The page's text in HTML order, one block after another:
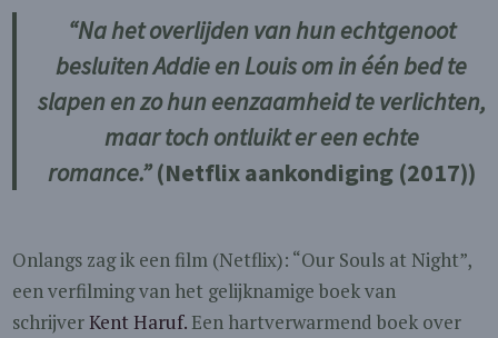
“Na het overlijden van hun echtgenoot
besluiten Addie en Louis om in één bed te
slapen en zo hun eenzaamheid te verlichten,
maar toch ontluikt er een echte
romance.” (Netflix aankondiging (2017))
Onlangs zag ik een film (Netflix): “Our Souls at Night”,
een verfilming van het gelijknamige boek van
schrijverKent Haruf. Een hartverwarmend boek over